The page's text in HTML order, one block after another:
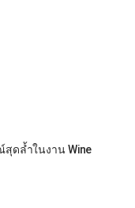
ดล้ำในงาน Wine